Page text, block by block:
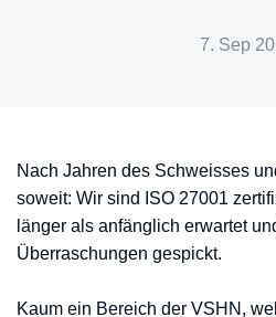
7. Sep
Nach Jahren des Schweisses
soweit: Wir sind ISO 27001
länger als anfänglich erwartet
Überraschungen gespickt.
Kaum ein Bereich der VSHN,